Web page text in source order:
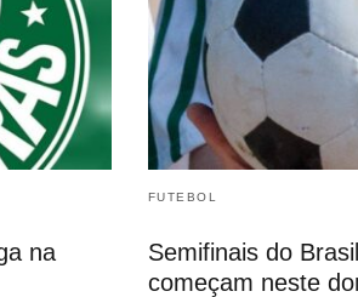
na
FUTEBOL
Semifinais do
começam neste